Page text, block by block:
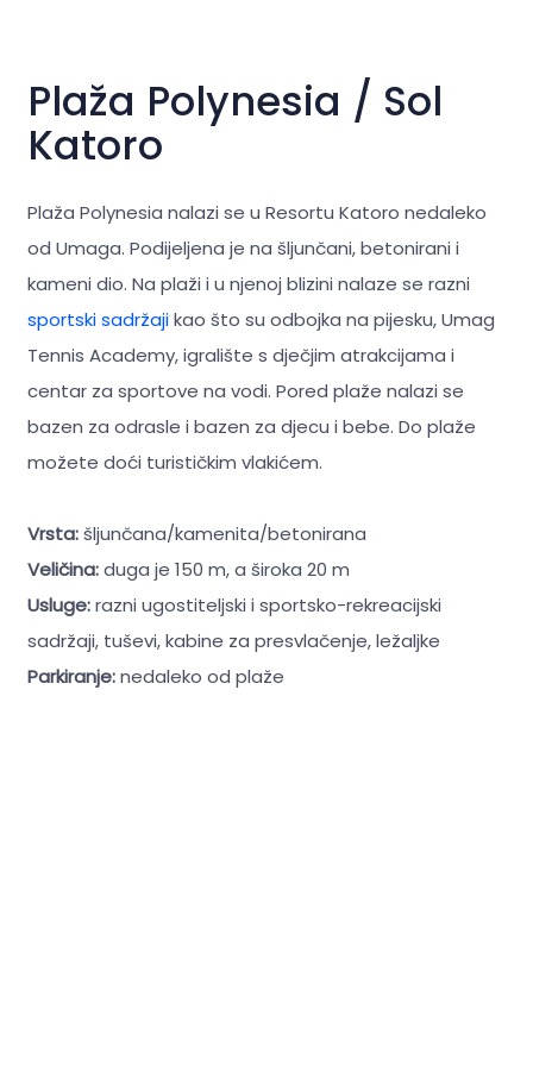
Plaža Polynesia / Sol
Katoro
Plaža Polynesia nalazi se u Resortu Katoro nedaleko
od Umaga. Podijeljena je na šljunčani, betonirani i
kameni dio. Na plaži i u njenoj blizini nalaze se razni
sportski sadržajikao što su odbojka na pijesku, Umag
Tennis Academy, igralište s dječjim atrakcijama i
centar za sportove na vodi. Pored plaže nalazi se
bazen za odrasle i bazen za djecu i bebe. Do plaže
možete doći turističkim vlakićem.
Vrsta:šljunčana/kamenita/betonirana
Veličina:duga je 150 m, a široka 20 m
Usluge:razni ugostiteljski i sportsko-rekreacijski
sadržaji, tuševi, kabine za presvlačenje, ležaljke
Parkiranje:nedaleko od plaže